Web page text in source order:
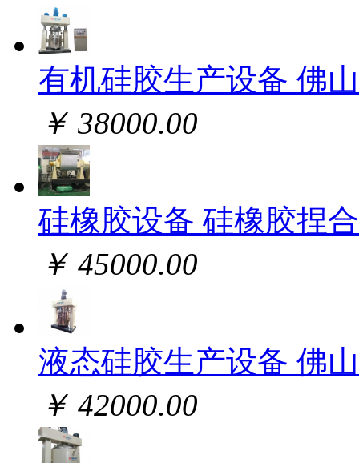
有机硅胶生产设备 佛
￥ 38000.00
硅橡胶设备 硅橡胶捏
￥ 45000.00
液态硅胶生产设备 佛
￥ 42000.00